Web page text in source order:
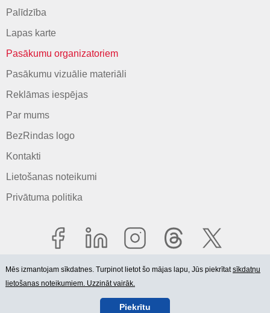
Palīdzība
Lapas karte
Pasākumu organizatoriem
Pasākumu vizuālie materiāli
Reklāmas iespējas
Par mums
BezRindas logo
Kontakti
Lietošanas noteikumi
Privātuma politika
© 2006-2026 SIA "BEZRINDAS.LV".
Mēs izmantojam sīkdatnes. Turpinot lietot šo mājas lapu, Jūs piekrītatsīkdatņu
lietošanas noteikumiem. Uzzināt vairāk.
Piekrītu